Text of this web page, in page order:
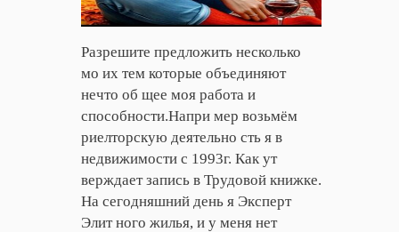
Разрешите предложить несколько
мо их тем которые объединяют
нечто об щее моя работа и
способности.Напри мер возьмём
риелторскую деятельно сть я в
недвижимости с 1993г. Как ут
верждает запись в Трудовой книжке.
На сегодняшний день я Эксперт
Элит ного жилья, и у меня нет